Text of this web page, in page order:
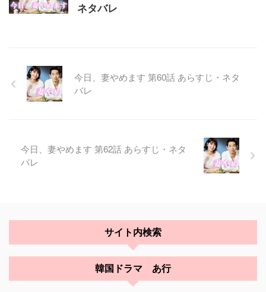
ネタバレ
今日、妻やめます 第60話 あらすじ・ネタ
バレ
今日、妻やめます 第62話 あらすじ・ネタ
バレ
サイト内検索
韓国ドラマ あ行